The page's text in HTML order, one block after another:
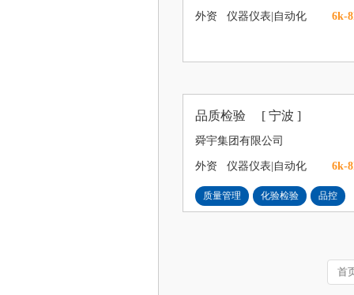
外资 仪器仪表|自动化 6k-
品质检验 [ 宁波 ]
舜宇集团有限公司
外资 仪器仪表|自动化 6k-
质量管理 化验检验 品控
首